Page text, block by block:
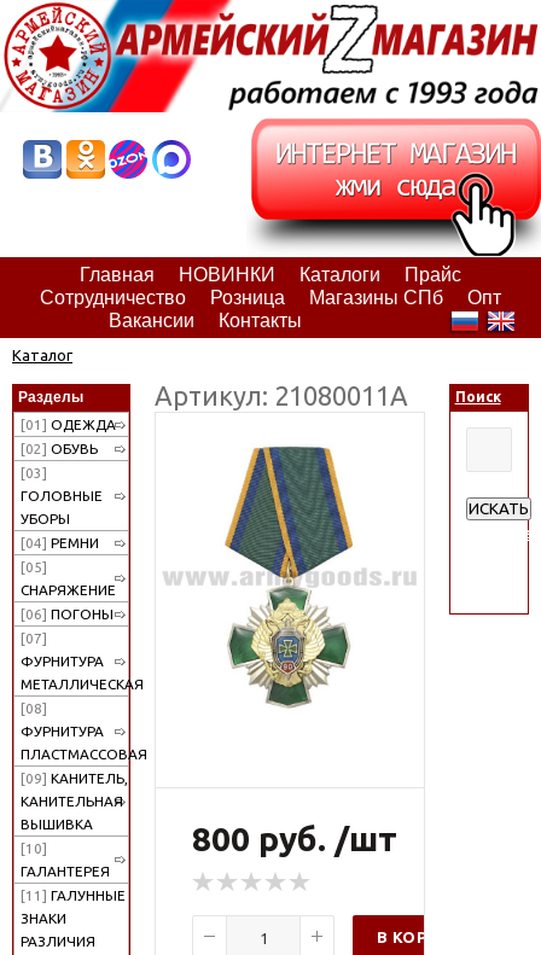
Главная НОВИНКИ Каталоги
Прайс
Сотрудничество
Розница Магазины СПб
Опт
Вакансии
Контакты
Каталог
Разделы
[01] ОДЕЖДА
[02] ОБУВЬ
[03]
ГОЛОВНЫЕ
УБОРЫ
[04] РЕМНИ
[05]
СНАРЯЖЕНИЕ
[06] ПОГОНЫ
[07]
ФУРНИТУРА
МЕТАЛЛИЧЕСКАЯ
[08]
ФУРНИТУРА
ПЛАСТМАССОВАЯ
[09] КАНИТЕЛЬ,
КАНИТЕЛЬНАЯ
ВЫШИВКА
[10]
ГАЛАНТЕРЕЯ
[11] ГАЛУННЫЕ
ЗНАКИ
РАЗЛИЧИЯ
Артикул: 21080011А
800 руб. /шт
В КОРЗИНУ
Поиск
ИСКАТЬ